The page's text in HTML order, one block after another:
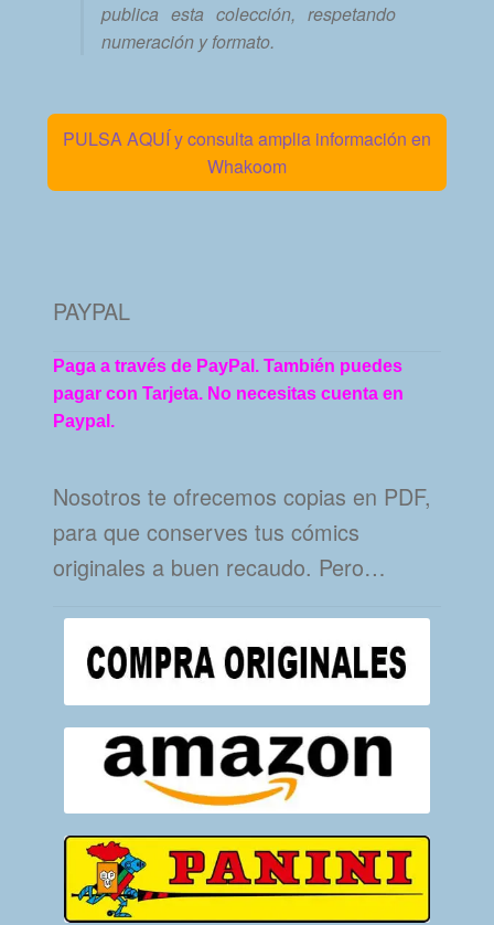
publica esta colección, respetando
numeración y formato.
PULSA AQUÍ y consulta amplia información en
Whakoom
PAYPAL
Paga a través de PayPal. También puedes
pagar con Tarjeta. No necesitas cuenta en
Paypal.
Nosotros te ofrecemos copias en PDF,
para que conserves tus cómics
originales a buen recaudo. Pero…